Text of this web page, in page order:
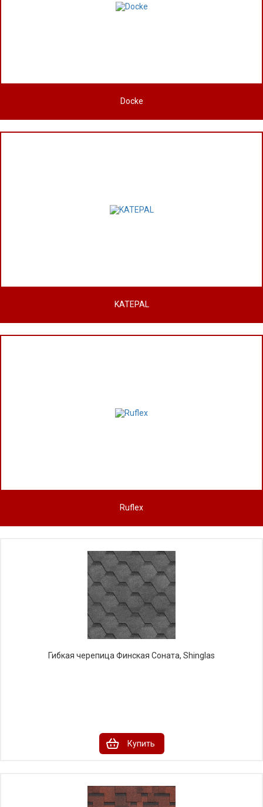
Docke
KATEPAL
Ruflex
Гибкая черепица Финская Соната, Shinglas
Купить